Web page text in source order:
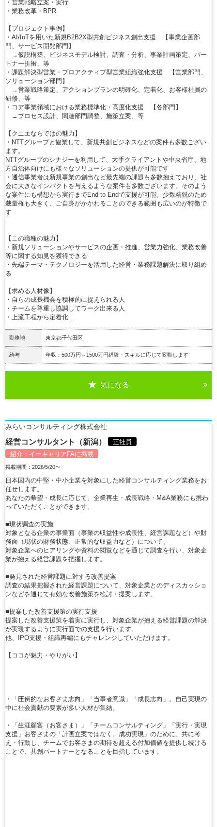
・営業戦略立案・実行
・業務改革・BPR
【プロジェクト事例】
・AI/IoTを用いた新規B2B2X型共創ビジネス創出支援 【事業企画部
門、サービス開発部門】
→仮説構築、ビジネスモデル検討、調査・分析、事業計画策定、パー
トナー折衝、等
・課題解決型営業・プロアクティブ型営業組織強化支援 【営業部門、
ソリューション部門】
→営業戦略策定、アクションプランの明確化、定着化、お客様社員の
研修、等
・コア事業領域における業務標準化・高度化支援 【各部門】
→プロセス設計、関連部門調整、施策立案、等
【クニエならではの魅力】
・NTTグループと協業して、新規共創ビジネスなどの案件も多数ござい
ます。
NTTグループのシナジーを利用して、大手クライアントや中央省庁、地
方自治体向けにも様々なソリューションの提供が可能です
・通信事業者は新規事業の創出など最先端の課題も多数抱えており、社
会に大きなインパクトを与えるような案件も多数ございます。そのよう
な案件にも構想から実行までEnd to Endで支援が可能。少数精鋭のため
裁量権も大きく、ご自身がかかわることのできる範囲も広いのが特徴で
す
【この職種の魅力】
・新規ソリューションやサービスの企画・推進、営業力強化、業務改善
等に関する知見を獲得できる
・先端テーマ・テクノロジーを活用した経営・業務課題解決に取り組め
る
【求める人材像】
・自らの成長機会を積極的に捉えられる人
・チームを尊重し協調してワーク出来る人
・上流工程から定着化…
勤務地 東京都千代田区
給与 年収：500万円～1500万円経験・スキルに応じて変動します
気になる
みらいコンサルティング株式会社
経営コンサルタント（新潟）
正社員
紹介： イーキャリアFAに掲載
掲載期間：2026/5/20〜
日本国内の中堅・中小企業を対象にした経営コンサルティング業務をお
任せします。
あなたの希望・成長に応じて、企業再生・成長戦略・M&A業務にも携わ
っていただくことができます。
■現状調査の実施
対象となる企業の事業面（事業の収益性や成長性、経営課題など）や財
務面（現状の財務状態、正常的な収益力など）について、
対象企業へのヒアリングや資料の閲覧などを通じて調査を行い、対象企
業が抱える経営課題を把握します。
■発見された経営課題に対する改善提案
調査の結果把握された経営課題について、対象企業とのディスカッショ
ンなどを通じて有効な改善施策を検討・提案します。
■提案した改善支援策の実行支援
提案した改善支援策を着実に実行し、対象企業が抱える経営課題の解決
が実現するように実行面での支援を行います。
他、IPO支援・組織再編にもチャレンジしていただけます。
【ココが魅力・やりがい】
・「圧倒的なお客さま志向」「当事者意識」「成長志向」。自己実現の
中に社会貢献の要素が多い人材が集結。
・「生涯顧客（お客さま）」「チームコンサルティング」「実行・実現
支援」お客さまの「計画立案ではなく、成功実現」のために、共に考
え・行動し、チームでお客さまの期待を超える付加価値を提供し続ける
ことで、共創パートナーとなることを目指しています。